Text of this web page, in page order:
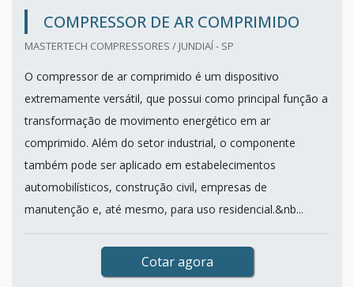
COMPRESSOR DE AR COMPRIMIDO
MASTERTECH COMPRESSORES / JUNDIAÍ - SP
O compressor de ar comprimido é um dispositivo
extremamente versátil, que possui como principal função a
transformação de movimento energético em ar
comprimido. Além do setor industrial, o componente
também pode ser aplicado em estabelecimentos
automobilísticos, construção civil, empresas de
manutenção e, até mesmo, para uso residencial.&nb...
Cotar agora